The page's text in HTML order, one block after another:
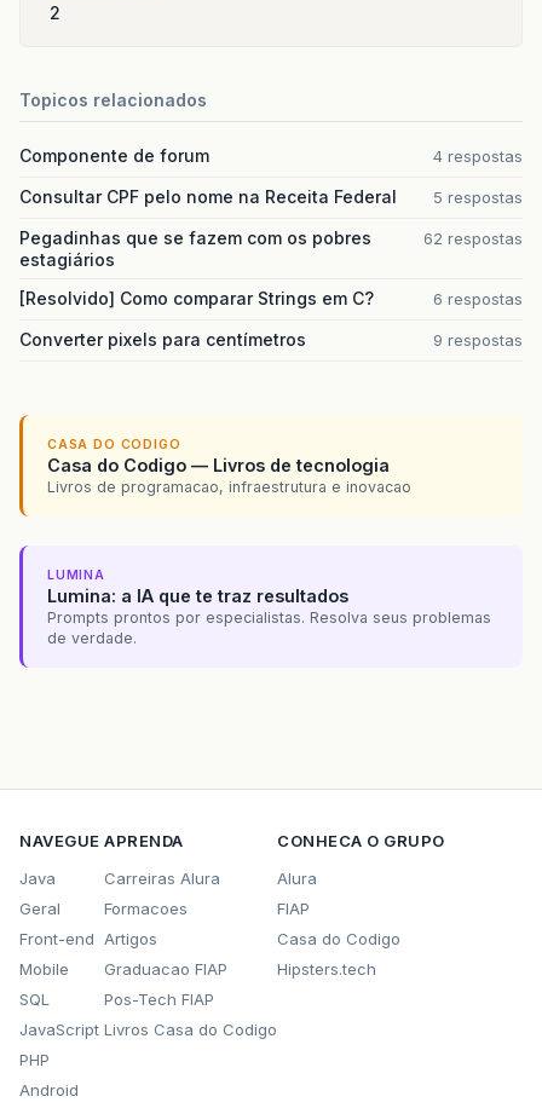
2
Topicos relacionados
Componente de forum 4 respostas
Consultar CPF pelo nome na Receita Federal 5 respostas
Pegadinhas que se fazem com os pobres
estagiários
62 respostas
[Resolvido] Como comparar Strings em C? 6 respostas
Converter pixels para centímetros 9 respostas
CASA DO CODIGO
Casa do Codigo — Livros de tecnologia
Livros de programacao, infraestrutura e inovacao
LUMINA
Lumina: a IA que te traz resultados
Prompts prontos por especialistas. Resolva seus problemas
de verdade.
NAVEGUE
Java
Geral
Front-end
Mobile
SQL
JavaScript
PHP
Android
APRENDA
Carreiras Alura
Formacoes
Artigos
Graduacao FIAP
Pos-Tech FIAP
Livros Casa do Codigo
CONHECA O GRUPO
Alura
FIAP
Casa do Codigo
Hipsters.tech